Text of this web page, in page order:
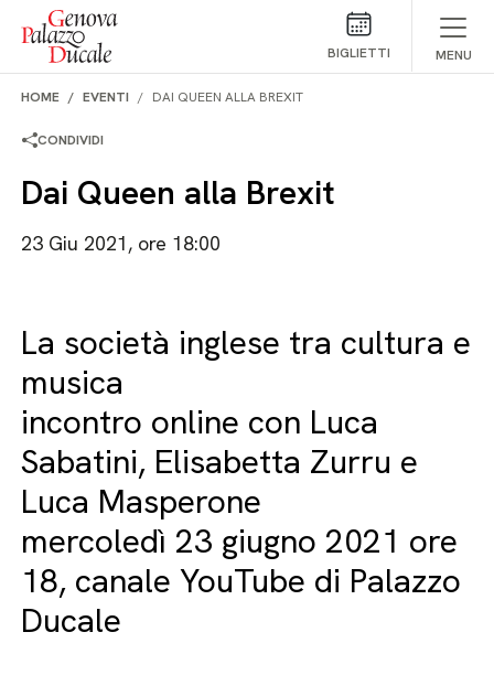
Salta al contenuto
BIGLIETTI MENU
HOME EVENTI DAI QUEEN ALLA BREXIT
CONDIVIDI
Dai Queen alla Brexit
23 Giu 2021, ore 18:00
La società inglese tra cultura e
musica
incontro online con Luca
Sabatini, Elisabetta Zurru e
Luca Masperone
mercoledì 23 giugno 2021 ore
18, canale YouTube di Palazzo
Ducale